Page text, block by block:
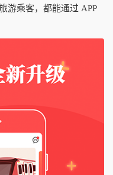
游乘客，都能通过 APP